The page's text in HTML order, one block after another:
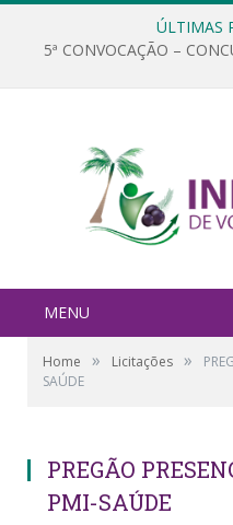
ÚLTIMAS
5ª CONVOCAÇÃO –
MENU
Home » Licitações »
SAÚDE
PREGÃO
PMI-SAÚDE